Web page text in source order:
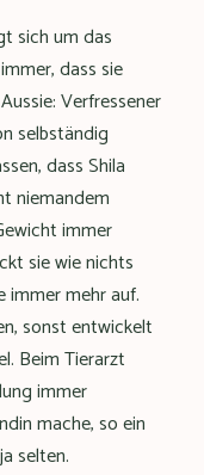
sich um das
dass sie
Verfressener
selbständig
dass Shila
niemandem
immer
sie wie nichts
immer mehr auf.
sonst entwickelt
Beim Tierarzt
immer
mache, so ein
selten.